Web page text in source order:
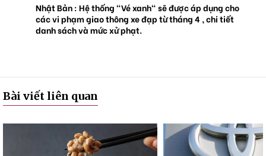
Nhật Bản : Hệ thống "Vé xanh" sẽ được áp dụng cho
các vi phạm giao thông xe đạp từ tháng 4 , chi tiết
danh sách và mức xử phạt.
Bài viết liên quan